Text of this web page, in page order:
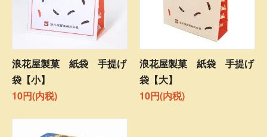
浪花屋製菓 紙袋 手提げ
袋【小】
10円(内税)
浪花屋製菓 紙袋 手提げ
袋【大】
10円(内税)